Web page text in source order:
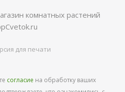
комнатных растений
для печати
согласие на обработку ваших